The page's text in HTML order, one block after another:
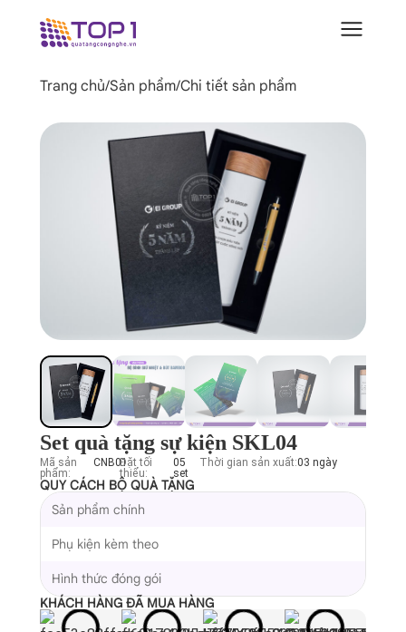
Trang chủ/Sản phẩm/Chi tiết sản phẩm
Set quà tặng sự kiện SKL04
Mã sản
phẩm:
CNB01Đặt tối
thiểu:
05
set
Thời gian sản xuất:03 ngày
QUY CÁCH BỘ QUÀ TẶNG
Sản phẩm chính
Phụ kiện kèm theo
Hình thức đóng gói
KHÁCH HÀNG ĐÃ MUA HÀNG